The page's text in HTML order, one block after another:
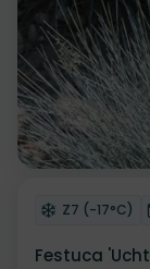
Odober do
Z7 (-17°C)
Festuca